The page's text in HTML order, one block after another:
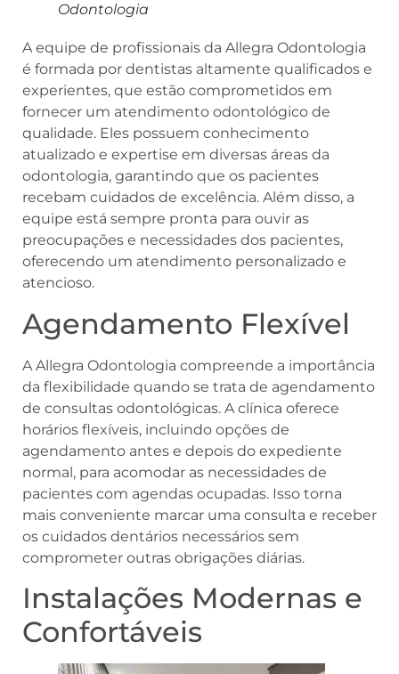
Odontologia
A equipe de profissionais da Allegra Odontologia
é formada por dentistas altamente qualificados e
experientes, que estão comprometidos em
fornecer um atendimento odontológico de
qualidade. Eles possuem conhecimento
atualizado e expertise em diversas áreas da
odontologia, garantindo que os pacientes
recebam cuidados de excelência. Além disso, a
equipe está sempre pronta para ouvir as
preocupações e necessidades dos pacientes,
oferecendo um atendimento personalizado e
atencioso.
Agendamento Flexível
A Allegra Odontologia compreende a importância
da flexibilidade quando se trata de agendamento
de consultas odontológicas. A clínica oferece
horários flexíveis, incluindo opções de
agendamento antes e depois do expediente
normal, para acomodar as necessidades de
pacientes com agendas ocupadas. Isso torna
mais conveniente marcar uma consulta e receber
os cuidados dentários necessários sem
comprometer outras obrigações diárias.
Instalações Modernas e
Confortáveis